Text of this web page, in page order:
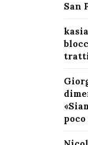
San
kasia
tratti